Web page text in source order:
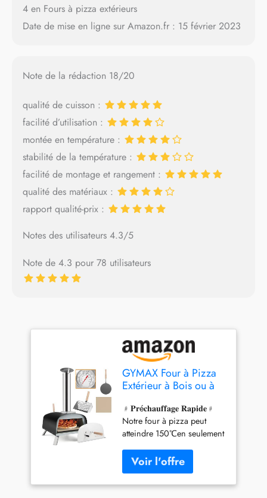
4 en Fours à pizza extérieurs
Date de mise en ligne sur Amazon.fr : 15 février 2023
Note de la rédaction 18/20
qualité de cuisson :
facilité d’utilisation :
montée en température :
stabilité de la température :
facilité de montage et rangement :
qualité des matériaux :
rapport qualité-prix :
Notes des utilisateurs 4.3/5
Note de 4.3 pour 78 utilisateurs
GYMAX Four à Pizza
Extérieur à Bois ou à
Thermomètre, Pelle à
Pizza, Pierre à Pizza
de φ33CM,
Température Max. 450
℃, pour Jardin,
Camping, Fête
﹟𝐏𝐫é𝐜𝐡𝐚𝐮𝐟𝐟𝐚𝐠𝐞 𝐑𝐚𝐩𝐢𝐝𝐞﹟
Notre four à pizza peut
atteindre 150℃en seulement
jusqu'à 450℃. Après 30-40
secondes, une délicieuse
pizza sera présentée sur